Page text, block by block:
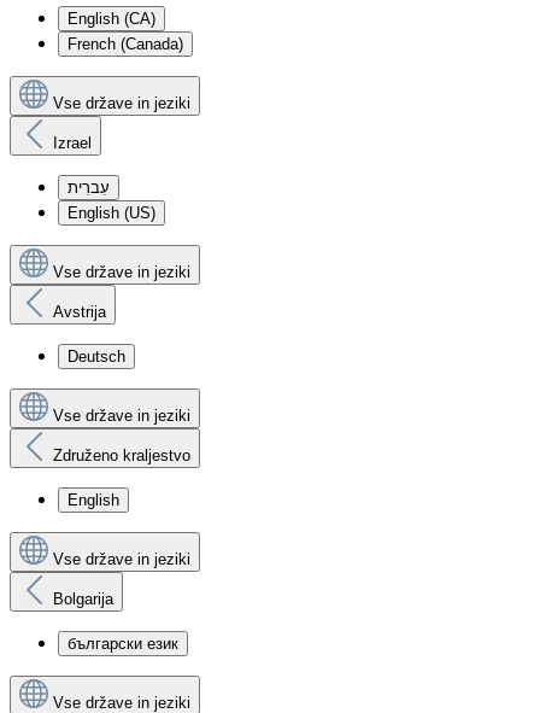
English (CA)
French (Canada)
Vse države in jeziki
Izrael
עִברִית
English (US)
Vse države in jeziki
Avstrija
Deutsch
Vse države in jeziki
Združeno kraljestvo
English
Vse države in jeziki
Bolgarija
български език
Vse države in jeziki